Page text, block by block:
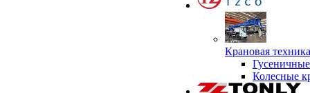
Крановая
Колесные